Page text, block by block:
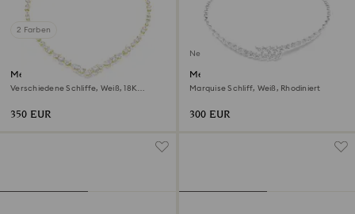
2 Farben
Mesmera Halskette
Verschiedene Schliffe, Weiß, 18K
350 EUR
Neu
Mesmera Halskette
Marquise Schliff, Weiß, Rhodiniert
300 EUR